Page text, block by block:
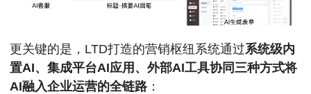
更关键的是，LTD打造的营销枢纽系统通过系统级内
置AI、集成平台AI应用、外部AI工具协同三种方式将
AI融入企业运营的全链路：